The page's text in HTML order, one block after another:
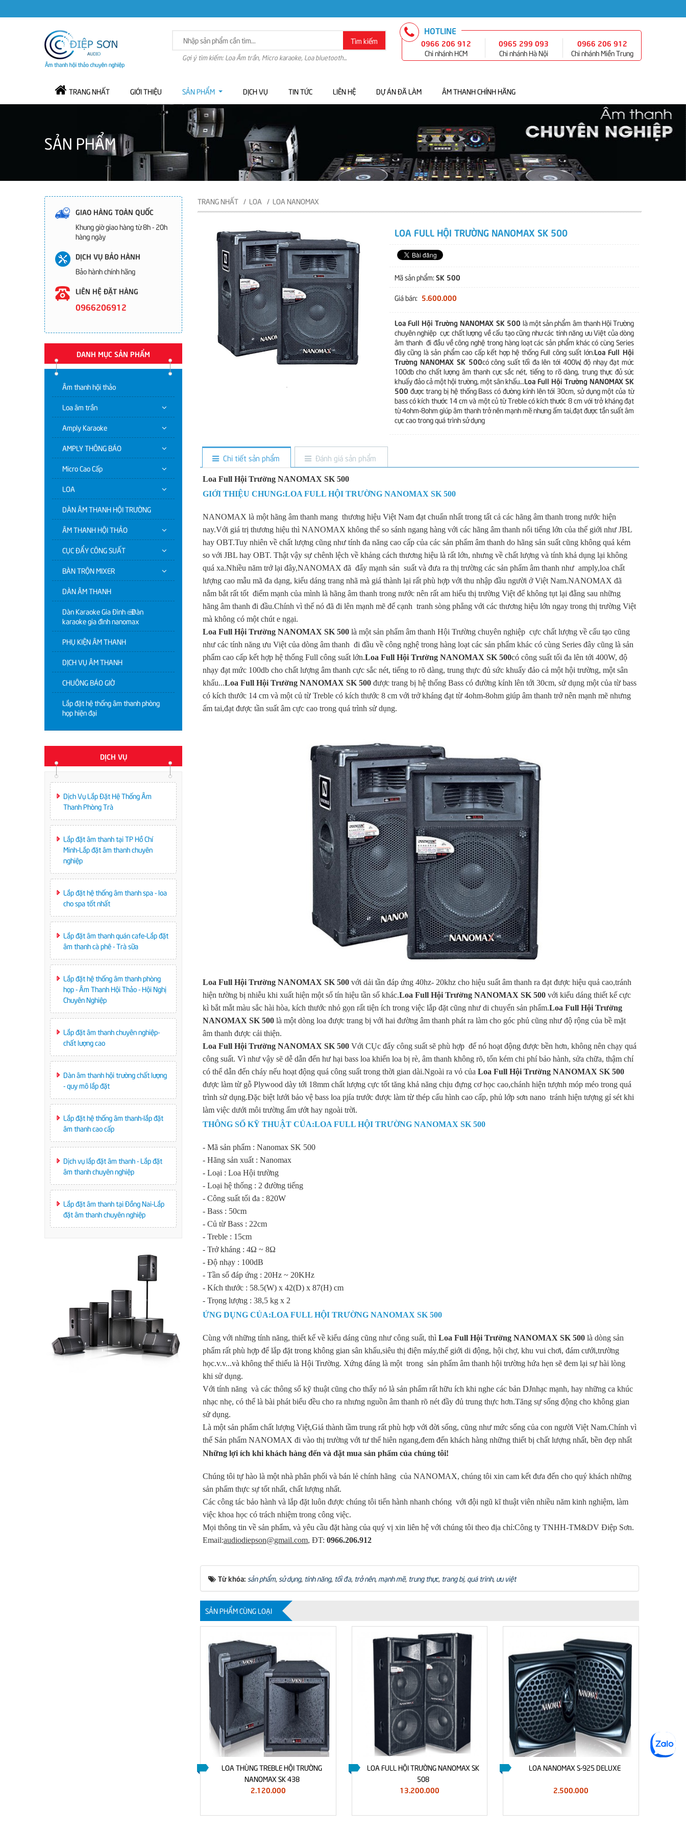
Tìm kiếm
Gợi ý tìm kiếm: Loa Âm trần, Micro karaoke, Loa bluetooth...
HOTLINE
0966 206 912
Chi nhánh HCM
0965 299 093
Chi nhánh Hà Nội
0966 206 912
Chi nhánh Miền Trung
TRANG NHẤT GIỚI THIỆU SẢN PHẨM DỊCH VỤ TIN TỨC LIÊN HỆ DỰ ÁN ĐÃ LÀM ÂM THANH CHÍNH HÃNG
SẢN PHẨM
TRANG NHẤT LOA LOA NANOMAX
LOA FULL HỘI TRƯỜNG NANOMAX SK 500
Mã sản phẩm: SK 500
Giá bán: 5.600.000
Loa Full Hội Trường NANOMAX SK 500 là một sản phẩm âm thanh Hội Trường
chuyên nghiệp cực chất lượng về cấu tạo cũng như các tính năng ưu Việt của dòng
âm thanh đi đầu về công nghệ trong hàng loạt các sản phẩm khác có cùng Series
đây cũng là sản phẩm cao cấp kết hợp hệ thống Full công suất lớn.Loa Full Hội
Trường NANOMAX SK 500có công suất tối đa lên tới 400W, độ nhạy đạt mức
100db cho chất lượng âm thanh cực sắc nét, tiếng to rõ dàng, trung thực đủ sức
khuấy đảo cả một hội trường, một sân khấu...Loa Full Hội Trường NANOMAX SK
500 được trang bị hệ thống Bass có đường kính lên tới 30cm, sử dụng một của từ
bass có kích thước 14 cm và một củ từ Treble có kích thước 8 cm với trở kháng đạt
từ 4ohm-8ohm giúp âm thanh trở nên mạnh mẽ nhưng ấm tai,đạt được tần suất âm
cực cao trong quá trình sử dụng
Chi tiết sản phẩm Đánh giá sản phẩm
Loa Full Hội Trường NANOMAX SK 500
GIỚI THIỆU CHUNG:LOA FULL HỘI TRƯỜNG NANOMAX SK 500
NANOMAX là một hãng âm thanh mang thương hiệu Việt Nam đạt chuẩn nhất trong tất cả các hãng âm thanh trong nước hiện
nay.Với giá trị thương hiệu thì NANOMAX không thể so sánh ngang hàng với các hãng âm thanh nổi tiếng lớn của thế giới như JBL
hay OBT.Tuy nhiên về chất lượng cũng như tính đa năng cao cấp của các sản phẩm âm thanh do hãng sản suất cũng không quá kém
so với JBL hay OBT. Thật vậy sự chênh lệch về khảng cách thương hiệu là rất lớn, nhưng về chất lượng và tính khả dụng lại không
quá xa.Nhiều năm trở lại đây,NANOMAX đã đẩy mạnh sản suất và đưa ra thị trường các sản phẩm âm thanh như amply,loa chất
lượng cao mẫu mã đa dạng, kiểu dáng trang nhã mà giá thành lại rất phù hợp với thu nhập đầu người ở Việt Nam.NANOMAX đã
nắm bắt rất tốt điểm mạnh của mình là hãng âm thanh trong nước nên rất am hiểu thị trường Việt để không tụt lại đằng sau những
hãng âm thanh đi đầu.Chính vì thế nó đã đi lên mạnh mẽ để cạnh tranh sòng phẳng với các thương hiệu lớn ngay trong thị trường Việt
mà không có một chút e ngại.
Loa Full Hội Trường NANOMAX SK 500 là một sản phẩm âm thanh Hội Trường chuyên nghiệp cực chất lượng về cấu tạo cũng
như các tính năng ưu Việt của dòng âm thanh đi đầu về công nghệ trong hàng loạt các sản phẩm khác có cùng Series đây cũng là sản
phẩm cao cấp kết hợp hệ thống Full công suất lớn.Loa Full Hội Trường NANOMAX SK 500có công suất tối đa lên tới 400W, độ
nhạy đạt mức 100db cho chất lượng âm thanh cực sắc nét, tiếng to rõ dàng, trung thực đủ sức khuấy đảo cả một hội trường, một sân
khấu...Loa Full Hội Trường NANOMAX SK 500 được trang bị hệ thống Bass có đường kính lên tới 30cm, sử dụng một của từ bass
có kích thước 14 cm và một củ từ Treble có kích thước 8 cm với trở kháng đạt từ 4ohm-8ohm giúp âm thanh trở nên mạnh mẽ nhưng
ấm tai,đạt được tần suất âm cực cao trong quá trình sử dụng.
Loa Full Hội Trường NANOMAX SK 500 với dải tần đáp ứng 40hz- 20khz cho hiệu suất âm thanh ra đạt được hiệu quả cao,tránh
hiện tường bị nhiễu khi xuất hiện một số tín hiệu tần số khác.Loa Full Hội Trường NANOMAX SK 500 với kiểu dáng thiết kế cực
kì bắt mắt màu sắc hài hòa, kích thước nhỏ gọn rất tiện ích trong việc lắp đặt cũng như di chuyển sản phẩm.Loa Full Hội Trường
NANOMAX SK 500 là một dòng loa được trang bị với hai đường âm thanh phát ra làm cho góc phủ cũng như độ rộng của bề mặt
âm thanh được cải thiện.
Loa Full Hội Trường NANOMAX SK 500 Với CỤc đẩy công suất sẽ phù hợp để nó hoạt động được bền hơn, không nên chạy quá
công suất. Vì như vậy sẽ dễ dẫn đến hư hại bass loa khiến loa bị rè, âm thanh không rõ, tốn kém chi phí bảo hành, sửa chữa, thậm chí
có thể dẫn đến cháy nếu hoạt động quá công suất trong thời gian dài.Ngoài ra vỏ của Loa Full Hội Trường NANOMAX SK 500
được làm từ gỗ Plywood dày tới 18mm chất lượng cực tốt tăng khả năng chịu đựng cơ học cao,chánh hiện tượnh móp méo trong quá
trình sử dụng.Đặc biệt lưới bảo vệ bass loa pjía trước được làm từ thép cấu hình cao cấp, phủ lớp sơn nano tránh hiện tượng gỉ sét khi
làm việc dưới môi trường ẩm ướt hay ngoài trời.
THÔNG SỐ KỸ THUẬT CỦA:LOA FULL HỘI TRƯỜNG NANOMAX SK 500
- Mã sản phẩm : Nanomax SK 500
- Hãng sản xuất : Nanomax
- Loại : Loa Hội trường
- Loại hệ thống : 2 đường tiếng
- Công suất tối đa : 820W
- Bass : 50cm
- Củ từ Bass : 22cm
- Treble : 15cm
- Trở kháng : 4Ω ~ 8Ω
- Độ nhạy : 100dB
- Tần số đáp ứng : 20Hz ~ 20KHz
- Kích thước : 58.5(W) x 42(D) x 87(H) cm
- Trọng lượng : 38,5 kg x 2
ỨNG DỤNG CỦA:LOA FULL HỘI TRƯỜNG NANOMAX SK 500
Cùng với những tính năng, thiết kế về kiểu dáng cũng như công suất, thì Loa Full Hội Trường NANOMAX SK 500 là dòng sản
phẩm rất phù hợp để lắp đặt trong không gian sân khấu,siêu thị điện máy,thế giới di động, hội chợ, khu vui chơi, đám cưới,trường
học.v.v...và không thể thiếu là Hội Trường. Xứng đáng là một trong sản phẩm âm thanh hội trường hứa hẹn sẽ đem lại sự hài lòng
khi sử dụng.
Với tính năng và các thông số kỹ thuật cũng cho thấy nó là sản phẩm rất hữu ích khi nghe các bản DJnhạc mạnh, hay những ca khúc
nhạc nhẹ, có thể là bài phát biểu đều cho ra nhưng nguồn âm thanh rõ nét đầy đủ trung thực hơn.Tăng sự sống động cho không gian
sử dụng.
Là một sản phẩm chất lượng Việt,Giá thành tầm trung rất phù hợp với đời sống, cũng như mức sống của con người Việt Nam.Chính vì
thế Sản phẩm NANOMAX đi vào thị trường với tư thế hiên ngang,đem đến khách hàng những thiết bị chất lượng nhất, bền đẹp nhất
Những lợi ích khi khách hàng đến và đặt mua sản phẩm của chúng tôi!
Chúng tôi tự hào là một nhà phân phối và bán lẻ chính hãng của NANOMAX, chúng tôi xin cam kết đưa đến cho quý khách những
sản phẩm thực sự tốt nhất, chất lượng nhất.
Các công tác bảo hành và lắp đặt luôn được chúng tôi tiến hành nhanh chóng với đội ngũ kĩ thuật viên nhiều năm kinh nghiệm, làm
việc khoa học có trách nhiệm trong công việc.
Mọi thông tin về sản phẩm, và yêu cầu đặt hàng của quý vị xin liên hệ với chúng tôi theo địa chỉ:Công ty TNHH-TM&DV Điệp Sơn.
Email:audiodiepson@gmail.com, ĐT: 0966.206.912
Từ khóa: sản phẩm, sử dụng, tính năng, tối đa, trở nên, mạnh mẽ, trung thực, trang bị, quá trình, ưu việt
SẢN PHẨM CÙNG LOẠI
LOA THÙNG TREBLE HỘI TRƯỜNG
NANOMAX SK 438
2.120.000
LOA FULL HỘI TRƯỜNG NANOMAX SK
508
13.200.000
LOA NANOMAX S-925 DELUXE
2.500.000
GIAO HÀNG TOÀN QUỐC
Khung giờ giao hàng từ 8h - 20h
hàng ngày
DỊCH VỤ BẢO HÀNH
Bảo hành chính hãng
LIÊN HỆ ĐẶT HÀNG
0966206912
DANH MỤC SẢN PHẨM
Âm thanh hội thảo
Loa âm trần
Amply Karaoke
AMPLY THÔNG BÁO
Micro Cao Cấp
LOA
DÀN ÂM THANH HỘI TRƯỜNG
ÂM THANH HỘI THẢO
CỤC ĐẨY CÔNG SUẤT
BÀN TRỘN MIXER
DÀN ÂM THANH
Dàn Karaoke Gia Đình | Dàn
karaoke gia đình nanomax
PHỤ KIỆN ÂM THANH
DỊCH VỤ ÂM THANH
CHUÔNG BÁO GIỜ
Lắp đặt hệ thống âm thanh phòng
họp hiện đại
DỊCH VỤ
Dịch Vụ Lắp Đặt Hệ Thống Âm
Thanh Phòng Trà
Lắp đặt âm thanh tại TP Hồ Chí
Minh-Lắp đặt âm thanh chuyên
nghiệp
Lắp đặt hệ thống âm thanh spa - loa
cho spa tốt nhất
Lắp đặt âm thanh quán cafe-Lắp đặt
âm thanh cà phê - Trà sữa
Lắp đặt hệ thống âm thanh phòng
họp - Âm Thanh Hội Thảo - Hội Nghị
Chuyên Nghiệp
Lắp đặt âm thanh chuyên nghiệp-
chất lượng cao
Dàn âm thanh hội trường chất lượng
- quy mô lắp đặt
Lắp đặt hệ thống âm thanh-lắp đặt
âm thanh cao cấp
Dịch vụ lắp đặt âm thanh - Lắp đặt
âm thanh chuyên nghiệp
Lắp đặt âm thanh tại Đồng Nai-Lắp
đặt âm thanh chuyên nghiệp